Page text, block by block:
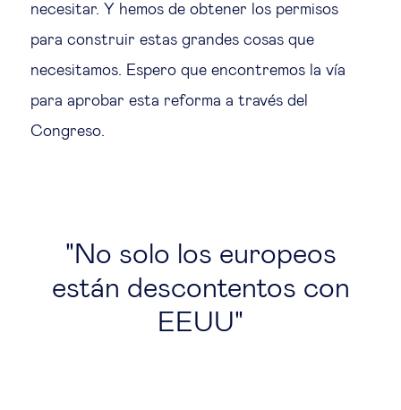
necesitar. Y hemos de obtener los permisos
para construir estas grandes cosas que
necesitamos. Espero que encontremos la vía
para aprobar esta reforma a través del
Congreso.
No solo los europeos
están descontentos con
EEUU